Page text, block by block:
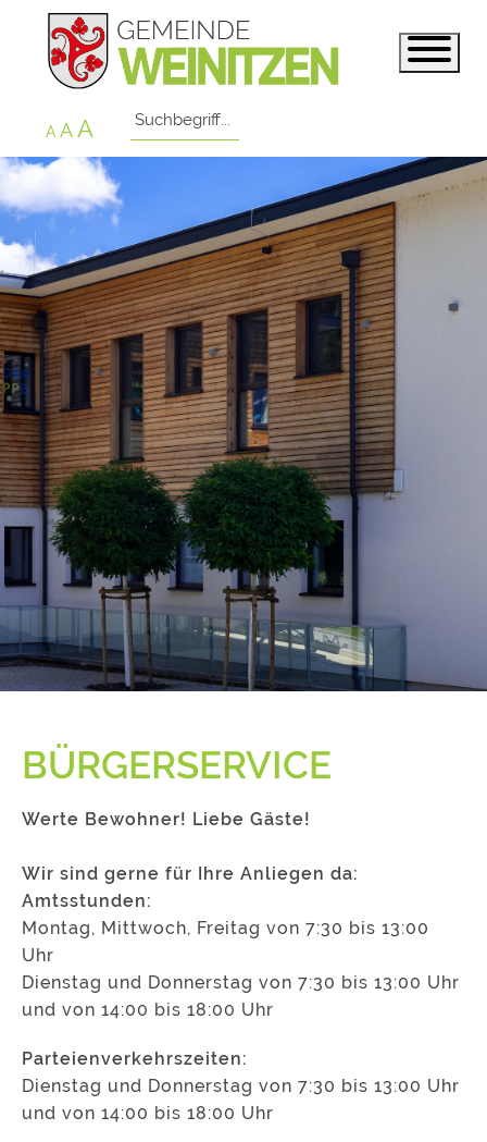
A AA
BÜRGERSERVICE
Werte Bewohner! Liebe Gäste!
Wir sind gerne für Ihre Anliegen da:
Amtsstunden:
Montag, Mittwoch, Freitag von 7:30 bis 13:00
Uhr
Dienstag und Donnerstag von 7:30 bis 13:00 Uhr
und von 14:00 bis 18:00 Uhr
Parteienverkehrszeiten:
Dienstag und Donnerstag von 7:30 bis 13:00 Uhr
und von 14:00 bis 18:00 Uhr